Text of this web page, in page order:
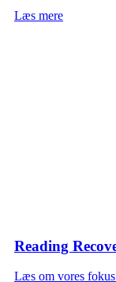
Læs mere
Reading
Læs om vores